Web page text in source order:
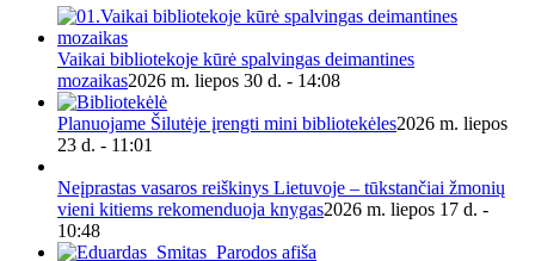
Vaikai bibliotekoje kūrė spalvingas deimantines
mozaikas2026 m. liepos 30 d. - 14:08
Planuojame Šilutėje įrengti mini bibliotekėles2026 m. liepos
23 d. - 11:01
Neįprastas vasaros reiškinys Lietuvoje – tūkstančiai žmonių
vieni kitiems rekomenduoja knygas2026 m. liepos 17 d. -
10:48